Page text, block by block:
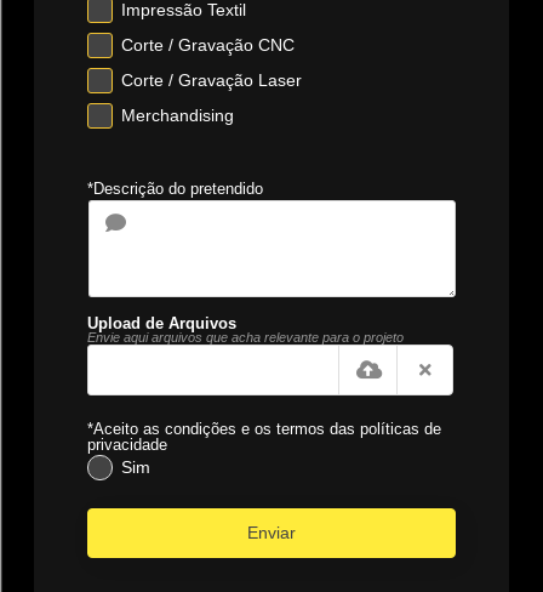
Impressão Textil
Corte / Gravação CNC
Corte / Gravação Laser
Merchandising
*Descrição do pretendido
Upload de Arquivos
Envie aqui arquivos que acha relevante para o projeto
*Aceito as condições e os termos das políticas de
privacidade
Sim
Enviar